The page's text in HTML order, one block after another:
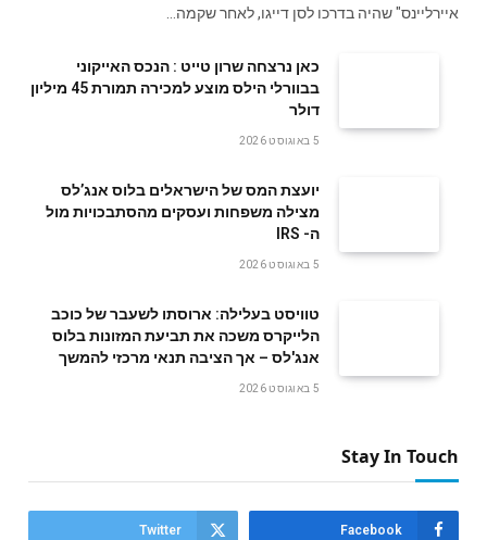
איירליינס" שהיה בדרכו לסן דייגו, לאחר שקמה…
‬דולר
5 באוגוסט 2026
‬ה- IRS
5 באוגוסט 2026
טוויסט בעלילה: ארוסתו לשעבר של כוכב
הלייקרס משכה את תביעת המזונות בלוס
אנג'לס – אך הציבה תנאי מרכזי להמשך
5 באוגוסט 2026
Stay In Touch
Facebook
Twitter